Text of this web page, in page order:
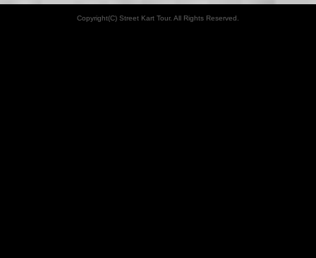
Copyright(C) Street Kart Tour. All Rights Reserved.